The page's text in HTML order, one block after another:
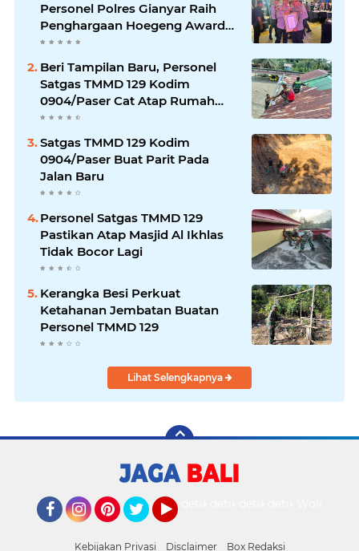
Personel Polres Gianyar Raih
Penghargaan Hoegeng Awards
2026
Beri Tampilan Baru, Personel
Satgas TMMD 129 Kodim
0904/Paser Cat Atap Rumah
Marbot
Satgas TMMD 129 Kodim
0904/Paser Buat Parit Pada
Jalan Baru
Personel Satgas TMMD 129
Pastikan Atap Masjid Al Ikhlas
Tidak Bocor Lagi
Kerangka Besi Perkuat
Ketahanan Jembatan Buatan
Personel TMMD 129
Lihat Selengkapnya
Kebijakan Privasi Disclaimer Box Redaksi